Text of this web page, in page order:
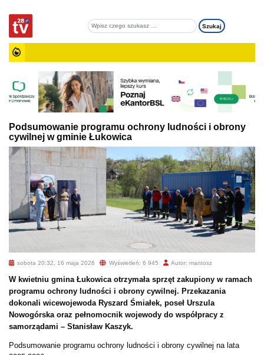
Podsumowanie programu ochrony ludności i obrony
cywilnej w gminie Łukowica
sobota 20:32, 16 maja 2026 Wyświetleń: 6 945 Autor: mantosz
W kwietniu gmina Łukowica otrzymała sprzęt zakupiony w ramach
programu ochrony ludności i obrony cywilnej. Przekazania
dokonali wicewojewoda Ryszard Śmiałek, poseł Urszula
Nowogórska oraz pełnomocnik wojewody do współpracy z
samorządami – Stanisław Kaszyk.
Podsumowanie programu ochrony ludności i obrony cywilnej na lata